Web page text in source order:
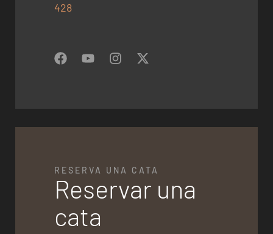
428
RESERVA UNA CATA
Reservar una
cata